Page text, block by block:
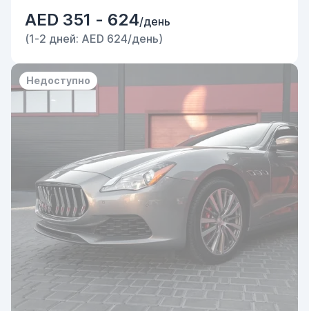
AED 351 - 624/день
(1-2 дней: AED 624/день)
Недоступно